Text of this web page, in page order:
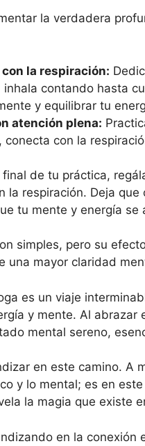
la verdadera
la respiración:
inhala contando hasta
y equilibrar tu
atención plena:
conecta con la
final de tu práctica,
la respiración. Deja
tu mente y energía se
simples, pero su
una mayor claridad
es un viaje
y mente. Al
mental sereno,
en este camino. A
y lo mental; es en
la magia que existe
en la